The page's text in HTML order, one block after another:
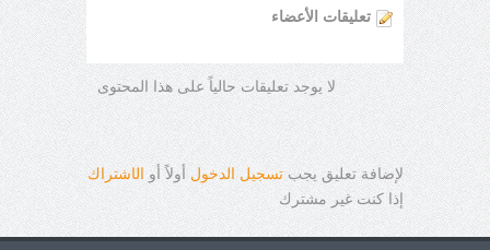
تعليقات الأعضاء
لا يوجد تعليقات حالياً على هذا المحتوى
لإضافة تعليق يجب تسجيل الدخول أولاً أو الاشتراك
إذا كنت غير مشترك